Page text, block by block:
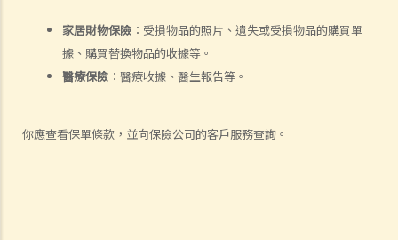
家居財物保險：受損物品的照片、遺失或受損物品的購買單
據、購買替換物品的收據等。
醫療保險：醫療收據、醫生報告等。
你應查看保單條款，並向保險公司的客戶服務查詢。
我受傷後，何時可提出申索？
如何就人身傷害提出申索？
人身傷害訴訟所涉的法律程序
2. 傳訊令狀